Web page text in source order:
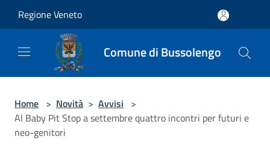
Regione Veneto
Comune di Bussolengo
Home > Novità > Avvisi >
Al Baby Pit Stop a settembre quattro incontri per futuri e
neo-genitori